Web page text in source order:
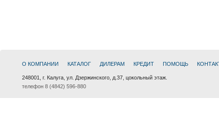
О КОМПАНИИ КАТАЛОГ ДИЛЕРАМ КРЕДИТ ПОМОЩЬ
248001, г. Калуга, ул. Дзержинского, д.37, цокольный этаж.
телефон 8 (4842) 596-880